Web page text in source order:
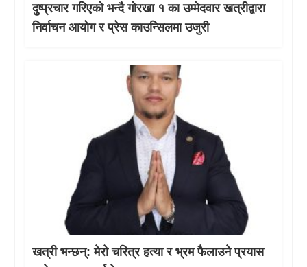
दुष्प्रचार गरिएको भन्दै गोरखा १ का उम्मेदवार खत्रीद्वारा
निर्वाचन आयोग र प्रेस काउन्सिलमा उजुरी
खत्री भन्छन्: मेरो चरित्र हत्या र भ्रम फैलाउने प्रयास